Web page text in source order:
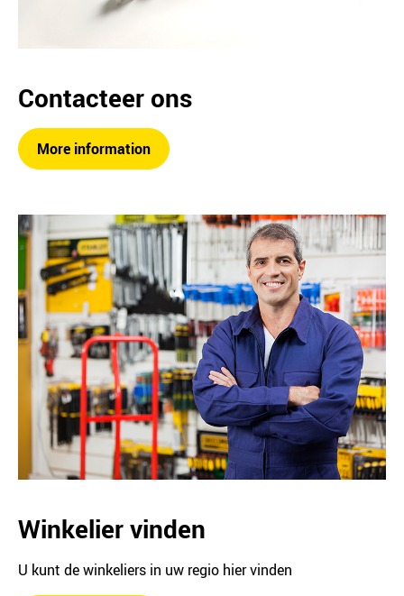
Contacteer ons
More information
Winkelier vinden
U kunt de winkeliers in uw regio hier vinden